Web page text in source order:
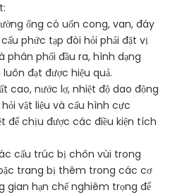
ống có uốn cong, van, đáy
phức tạp đòi hỏi phải đặt vị
phối đầu ra, hình dạng
đạt được hiệu quả.
cao, nước lợ, nhiệt độ dao động
vật liệu và cấu hình cực
để chịu được các điều kiện tích
cấu trúc bị chôn vùi trong
trang bị thêm trong các cơ
gian hạn chế nghiêm trọng để